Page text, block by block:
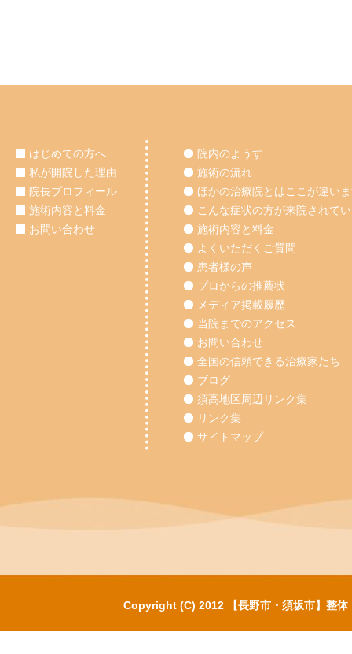
はじめての方へ
私が開院した理由
院長プロフィール
施術内容と料金
お問い合わせ
院内のようす
施術の流れ
ほかの治療院とはここが違い
こんな症状の方が来院されて
施術内容と料金
よくいただくご質問
患者様の声
プロからの推薦状
メディア掲載履歴
当院までのアクセス
お問い合わせ
全国の信頼できる治療家たち
ブログ
須高地区周辺リンク集
リンク集
サイトマップ
Copyright (C) 2012 【長野市・須坂市】整